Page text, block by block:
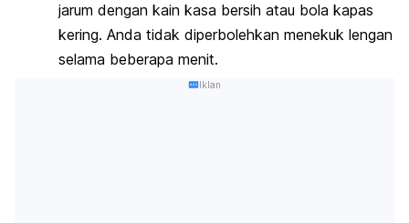
jarum dengan kain kasa bersih atau bola kapas
kering. Anda tidak diperbolehkan menekuk lengan
selama beberapa menit.
Iklan